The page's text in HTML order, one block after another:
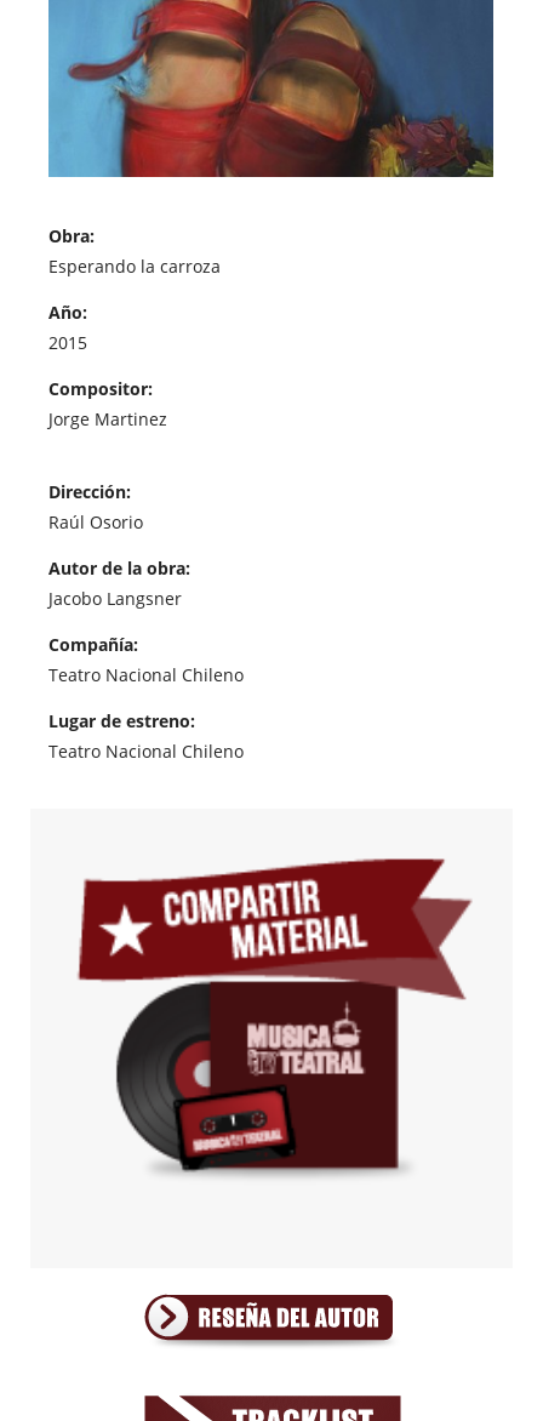
Obra:
Esperando la carroza
Año:
2015
Compositor:
Jorge Martinez
Dirección:
Raúl Osorio
Autor de la obra:
Jacobo Langsner
Compañía:
Teatro Nacional Chileno
Lugar de estreno:
Teatro Nacional Chileno